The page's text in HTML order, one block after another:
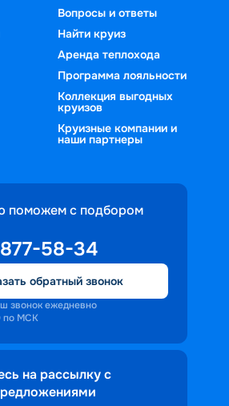
Вопросы и ответы
Найти круиз
Аренда теплохода
Программа лояльности
Коллекция выгодных
круизов
Круизные компании и
наши партнеры
поможем с подбором
58-34
обратный звонок
звонок ежедневно
по МСК
на рассылку с